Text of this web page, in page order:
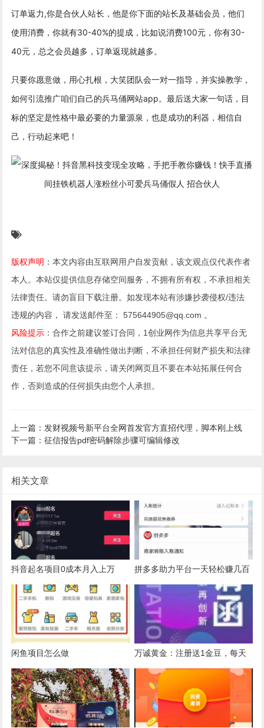
订单返力,你是合伙人站长，他是你下面的站长及基础会员，他们
使用消费，你就有30-40%的提成，比如说消费100元，你有30-
40元，总之会员越多，订单返现就越多。
只要你愿意做，用心扎根，大笑团队会一对一指导，并实操教学，
如何引流推广咱们自己的兵马俑网站app。最后送大家一句话，目
标的坚定是性格中最必要的力量源泉，也是成功的利器，相信自
己，行动起来吧！
版权声明 ：本文内容由互联网用户自发贡献，该文观点仅代表作者
本人。本站仅提供信息存储空间服务，不拥有所有权，不承担相关
法律责任。请勿盲目下载注册。如发现本站有涉嫌抄袭侵权/违法
违规的内容， 请发送邮件至： 575644905@qq.com 。
风险提示 ：合作之前建议签订合同，1创业网作为信息共享平台无
法对信息的真实性及准确性做出判断，不承担任何财产损失和法律
责任，若您不同意该提示，请关闭网页且不要在本站拓展任何合
作，否则造成的任何损失由您个人承担。
上一篇：发财视频号新平台全网首发官方直招代理，脚本刚上线
下一篇：征信报告pdf密码解除步骤可编辑修改
相关文章
抖音起名项目0成本月入上万
拼多多助力平台一天轻松赚几百
开分站日入过千
闲鱼项目怎么做
万诚黄金：注册送1金豆，每天
自动产出0.7元，拉5人得1金豆